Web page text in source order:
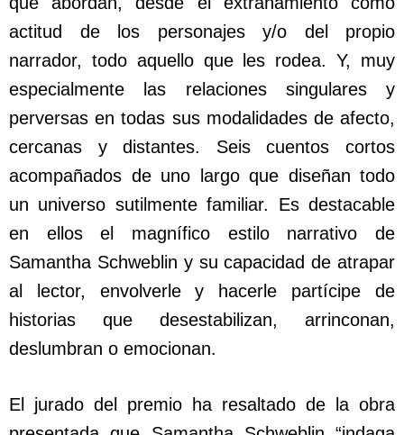
actitud de los personajes y/o del propio
narrador, todo aquello que les rodea. Y, muy
especialmente las relaciones singulares y
perversas en todas sus modalidades de afecto,
cercanas y distantes. Seis cuentos cortos
acompañados de uno largo que diseñan todo
un universo sutilmente familiar. Es destacable
en ellos el magnífico estilo narrativo de
Samantha Schweblin y su capacidad de atrapar
al lector, envolverle y hacerle partícipe de
historias que desestabilizan, arrinconan,
deslumbran o emocionan.
El jurado del premio ha resaltado de la obra